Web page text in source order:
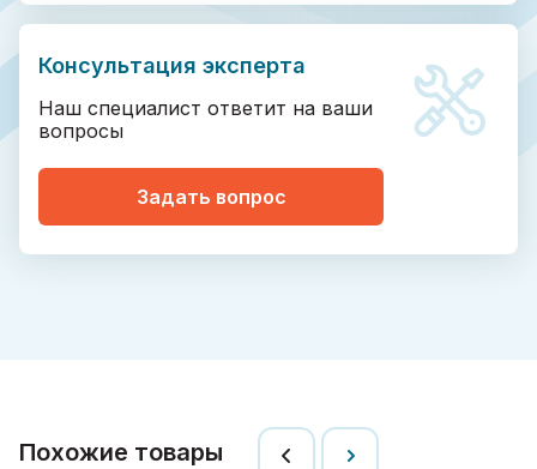
Консультация эксперта
Наш специалист ответит на ваши
вопросы
Задать вопрос
Похожие товары